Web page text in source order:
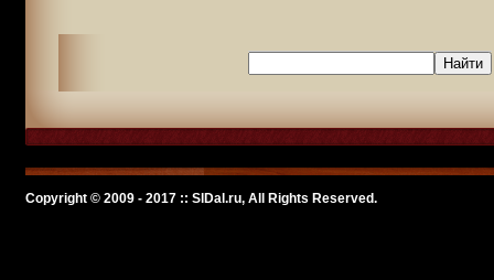
Copyright © 2009 - 2017 :: SlDal.ru, All Rights Reserved.